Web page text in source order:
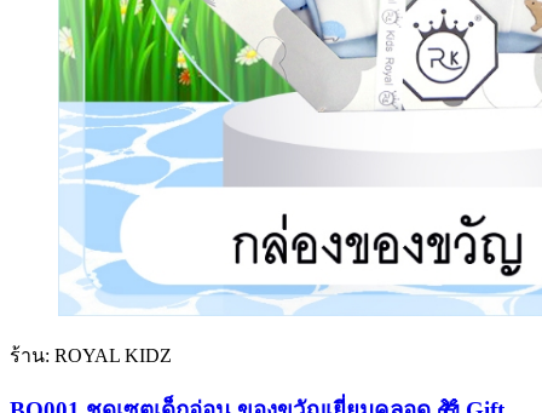
ร้าน: ROYAL KIDZ